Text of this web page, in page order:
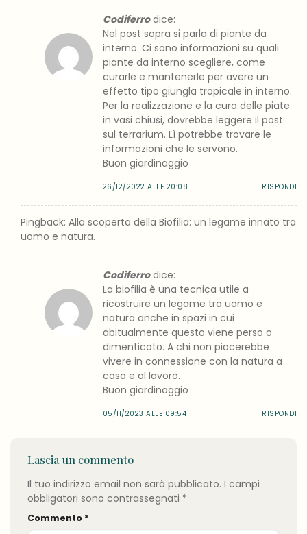
Codiferro dice:
Nel post sopra si parla di piante da
interno. Ci sono informazioni su quali
piante da interno scegliere, come
curarle e mantenerle per avere un
effetto tipo giungla tropicale in interno.
Per la realizzazione e la cura delle piate
in vasi chiusi, dovrebbe leggere il post
sul terrarium. Lì potrebbe trovare le
informazioni che le servono.
Buon giardinaggio
26/12/2022 ALLE 20:08 RISPONDI
Pingback: Alla scoperta della Biofilia: un legame innato tra
uomo e natura.
Codiferro dice:
La biofilia è una tecnica utile a
ricostruire un legame tra uomo e
natura anche in spazi in cui
abitualmente questo viene perso o
dimenticato. A chi non piacerebbe
vivere in connessione con la natura a
casa e al lavoro.
Buon giardinaggio
05/11/2023 ALLE 09:54 RISPONDI
Lascia un commento
Il tuo indirizzo email non sarà pubblicato. I campi
obbligatori sono contrassegnati *
Commento *